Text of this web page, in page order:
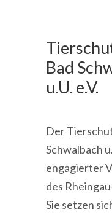
Bad
u.U. e.V.
Der
Schwalbach
engagierter
des
Sie setzen